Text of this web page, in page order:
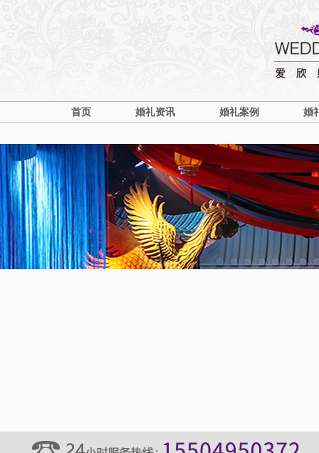
首页 婚礼资讯 婚礼案例 婚